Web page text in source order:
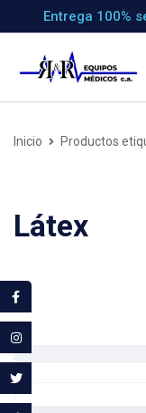
Entrega 100%
Inicio Productos
Látex